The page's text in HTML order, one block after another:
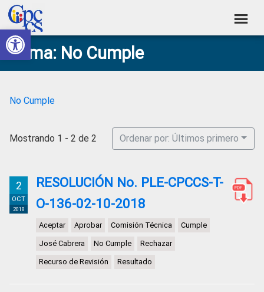
Abrir barra de herramientas
Skip
to
primary
navigation
Skip
to
main
content
Skip
to
primary
sidebar
Skip
to
footer
Consejo
de
Ciudadana
Control
Construyendo
Poder
Ciudadano
Tema: No Cumple
No Cumple
Mostrando 1 - 2 de 2 Ordenar por: Últimos primero
2
OCT
2018
RESOLUCIÓN No. PLE-CPCCS-T-
O-136-02-10-2018
Aceptar Aprobar Comisión Técnica Cumple
José Cabrera No Cumple Rechazar
Recurso de Revisión Resultado